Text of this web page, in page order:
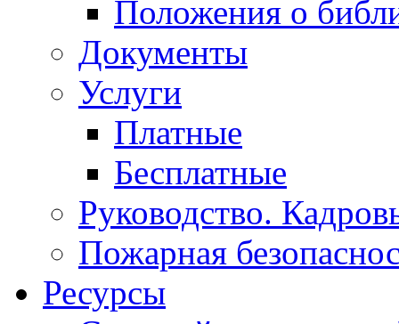
Положения о
Документы
Услуги
Платные
Бесплатные
Руководство.
Пожарная
Ресурсы